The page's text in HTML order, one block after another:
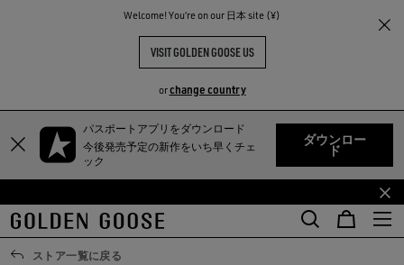
Welcome! You‘re on our 日本 site (¥)
VISIT GOLDEN GOOSE US
orchange country
メ
イ
ン
コ
ン
テ
フ
ッ
タ
ー
コ
ン
パスポートアプリをダウンロード
今後発売予定の新作をいち早くチェ
ック
ダウンロー
ド
ストア一覧に戻る